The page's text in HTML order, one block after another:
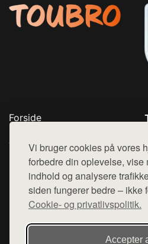
Vi bruger cookies på vores
forbedre din oplevelse, vise
indhold og analysere
siden fungerer bedre – ikke
Cookie- og privatlivspolitik.
Accepter
Forside
Top Rabatter
Blog
Kontakt
Denne side er en del af want.dk,